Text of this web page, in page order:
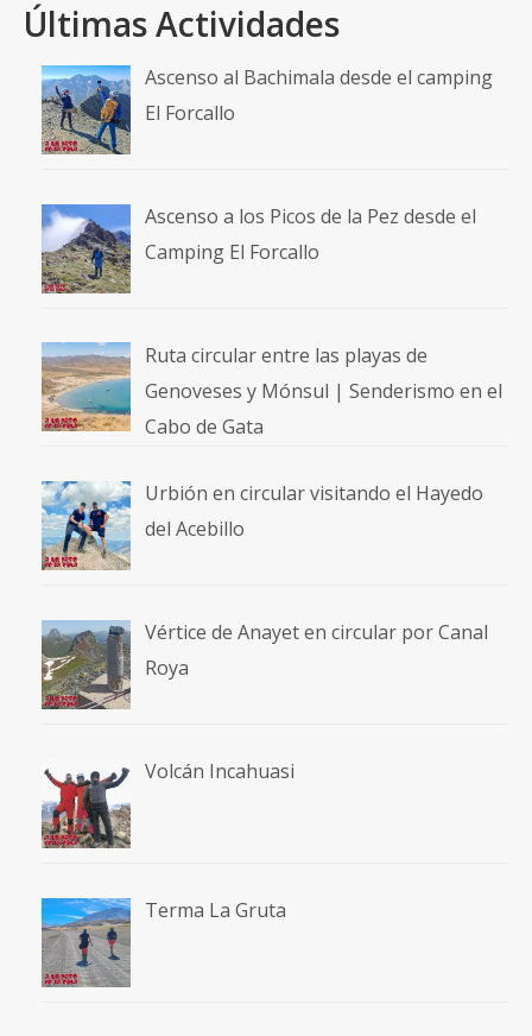
Últimas Actividades
Ascenso al Bachimala desde el camping
El Forcallo
Ascenso a los Picos de la Pez desde el
Camping El Forcallo
Ruta circular entre las playas de
Genoveses y Mónsul | Senderismo en el
Cabo de Gata
Urbión en circular visitando el Hayedo
del Acebillo
Vértice de Anayet en circular por Canal
Roya
Volcán Incahuasi
Terma La Gruta